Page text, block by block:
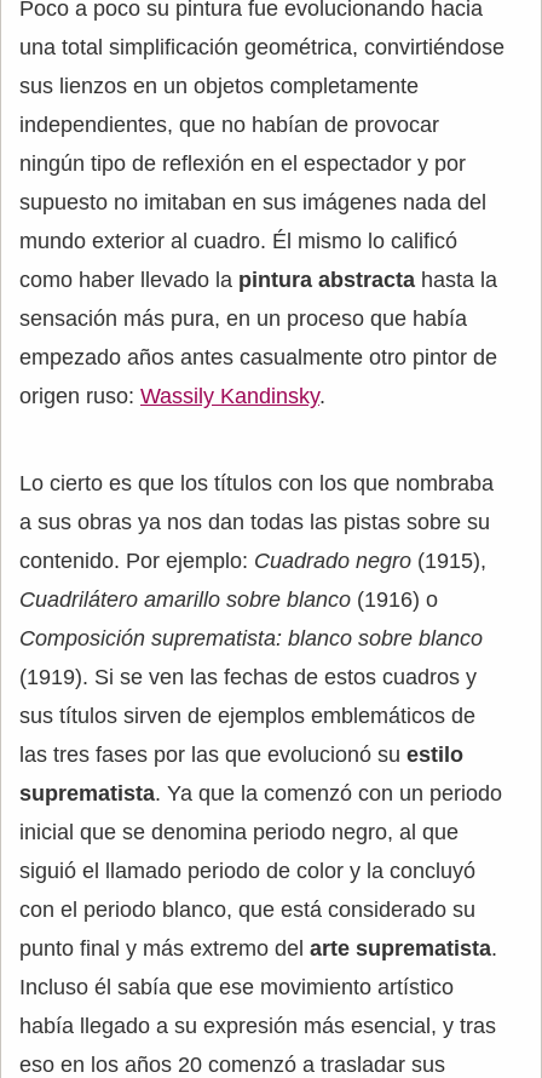
Poco a poco su pintura fue evolucionando hacia
una total simplificación geométrica, convirtiéndose
sus lienzos en un objetos completamente
independientes, que no habían de provocar
ningún tipo de reflexión en el espectador y por
supuesto no imitaban en sus imágenes nada del
mundo exterior al cuadro. Él mismo lo calificó
como haber llevado la pintura abstracta hasta la
sensación más pura, en un proceso que había
empezado años antes casualmente otro pintor de
origen ruso: Wassily Kandinsky.
Lo cierto es que los títulos con los que nombraba
a sus obras ya nos dan todas las pistas sobre su
contenido. Por ejemplo: Cuadrado negro (1915),
Cuadrilátero amarillo sobre blanco (1916) o
Composición suprematista: blanco sobre blanco
(1919). Si se ven las fechas de estos cuadros y
sus títulos sirven de ejemplos emblemáticos de
las tres fases por las que evolucionó su estilo
suprematista. Ya que la comenzó con un periodo
inicial que se denomina periodo negro, al que
siguió el llamado periodo de color y la concluyó
con el periodo blanco, que está considerado su
punto final y más extremo del arte suprematista.
Incluso él sabía que ese movimiento artístico
había llegado a su expresión más esencial, y tras
eso en los años 20 comenzó a trasladar sus